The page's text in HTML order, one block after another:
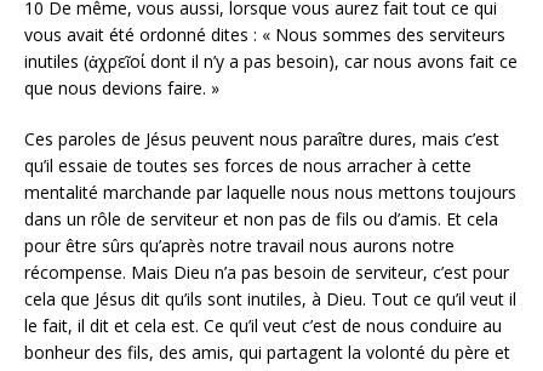
10 De même, vous aussi, lorsque vous aurez fait tout ce qui
vous avait été ordonné dites : « Nous sommes des serviteurs
inutiles (ἀχρεῖοί dont il n’y a pas besoin), car nous avons fait ce
que nous devions faire. »
Ces paroles de Jésus peuvent nous paraître dures, mais c’est
qu’il essaie de toutes ses forces de nous arracher à cette
mentalité marchande par laquelle nous nous mettons toujours
dans un rôle de serviteur et non pas de fils ou d’amis. Et cela
pour être sûrs qu’après notre travail nous aurons notre
récompense. Mais Dieu n’a pas besoin de serviteur, c’est pour
cela que Jésus dit qu’ils sont inutiles, à Dieu. Tout ce qu’il veut il
le fait, il dit et cela est. Ce qu’il veut c’est de nous conduire au
bonheur des fils, des amis, qui partagent la volonté du père et